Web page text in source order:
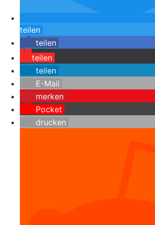
teilen
teilen
teilen
teilen
E-Mail
merken
Pocket
drucken